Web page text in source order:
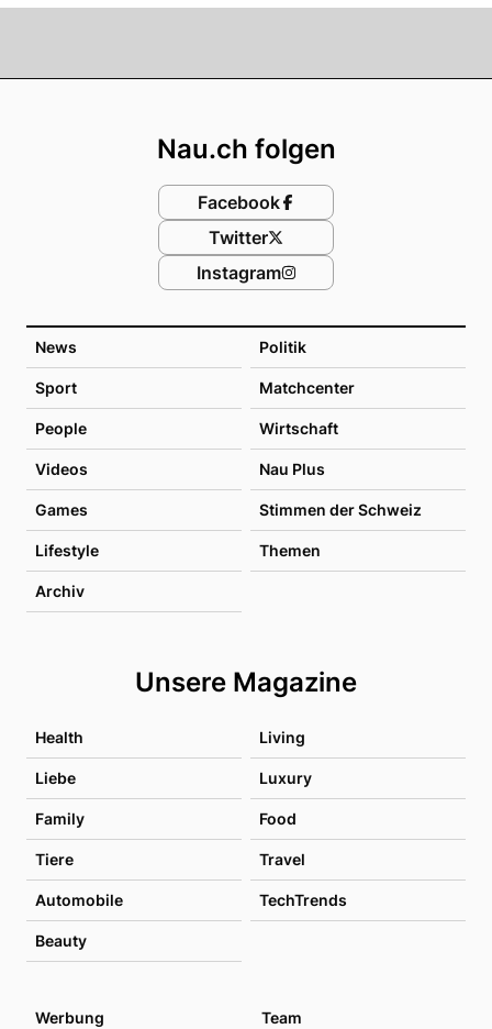
News Politik
Sport Matchcenter
People Wirtschaft
Videos Nau Plus
Games Stimmen der Schweiz
Lifestyle Themen
Archiv
Unsere Magazine
Health Living
Liebe Luxury
Family Food
Tiere Travel
Automobile TechTrends
Beauty
Nau.ch folgen
Facebook
Twitter
Instagram
Werbung Team